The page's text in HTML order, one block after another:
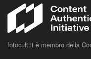
fotocult.it è membro della